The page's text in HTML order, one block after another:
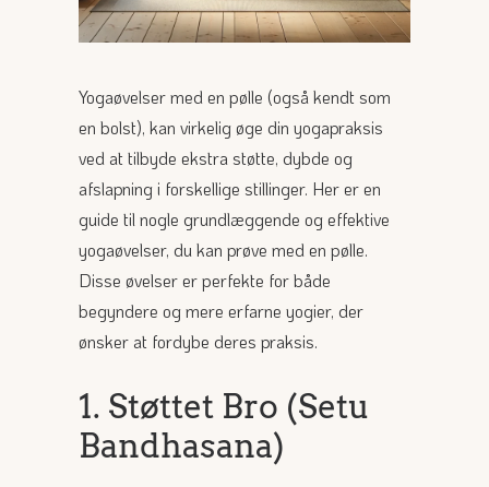
Yogaøvelser med en pølle (også kendt som
en bolst), kan virkelig øge din yogapraksis
ved at tilbyde ekstra støtte, dybde og
afslapning i forskellige stillinger. Her er en
guide til nogle grundlæggende og effektive
yogaøvelser, du kan prøve med en pølle.
Disse øvelser er perfekte for både
begyndere og mere erfarne yogier, der
ønsker at fordybe deres praksis.
1. Støttet Bro (Setu
Bandhasana)